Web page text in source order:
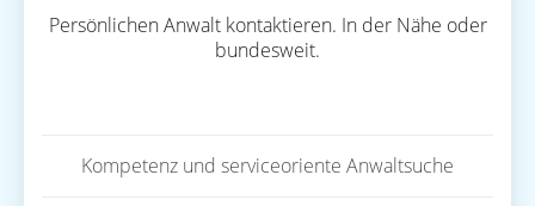
Persönlichen Anwalt kontaktieren. In der Nähe oder
bundesweit.
Kompetenz und serviceoriente Anwaltsuche